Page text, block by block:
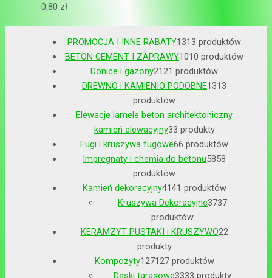
0,80 zł
PROMOCJA I INNE RABATY1313 produktów
BETON CEMENT I ZAPRAWY1010 produktów
Donice i gazony21 21 produktów
DREWNO i KAMIENIO PODOBNE1313
produktów
Elewacje lamele beton architektoniczny
kamień elewacyjny33 produkty
Fugi i kruszywa fugowe66 produktów
Impregnaty i chemia do betonu5858
produktów
Kamień dekoracyjny41 41 produktów
Kruszywa Dekoracyjne3737
produktów
KERAMZYT PUSTAKI i KRUSZYWO22
produkty
Kompozyty127127 produktów